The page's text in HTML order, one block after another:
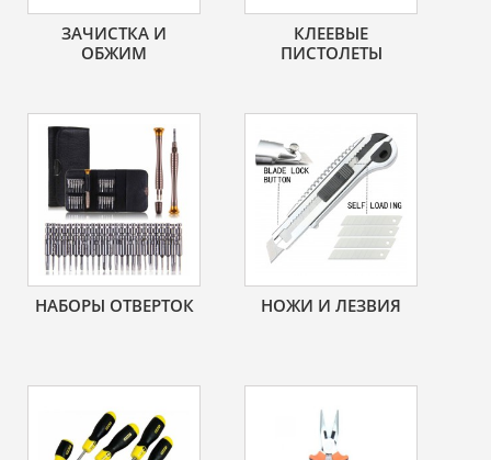
ЗАЧИСТКА И
ОБЖИМ
КЛЕЕВЫЕ
ПИСТОЛЕТЫ
НАБОРЫ ОТВЕРТОК НОЖИ И ЛЕЗВИЯ